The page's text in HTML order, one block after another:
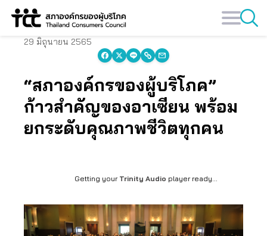
Skip
29 มิถุนายน 2565
“สภาองค์กรของผู้บริโภค”
ก้าวสำคัญของอาเซียน พร้อม
ยกระดับคุณภาพชีวิตทุกคน
Getting your Trinity Audio player ready...